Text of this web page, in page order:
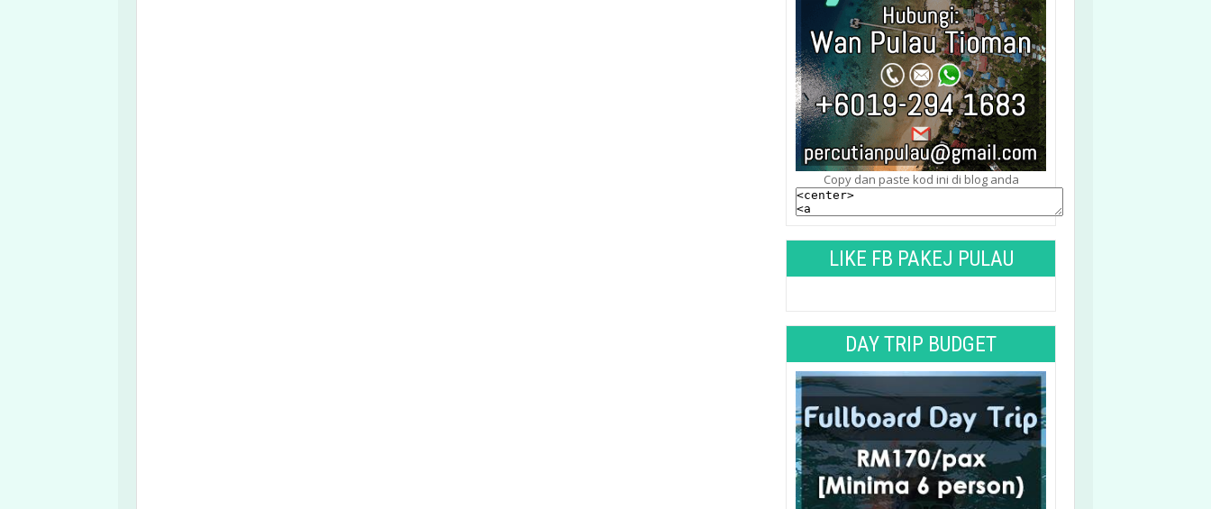
Copy dan paste kod ini di blog anda
LIKE FB PAKEJ PULAU
DAY TRIP BUDGET